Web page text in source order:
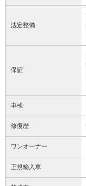
法定整備
保証
車検
修復歴
ワンオーナー
正規輸入車